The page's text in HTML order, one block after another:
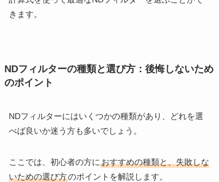
きます。
NDフィルターの種類と選び方：後悔しないため
のポイント
NDフィルターにはいくつかの種類があり、どれを選
べば良いか迷う方も多いでしょう。
ここでは、初心者の方に おすすめの種類と、失敗しな
いための選び方のポイントを解説します。